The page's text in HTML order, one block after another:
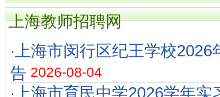
上海教师招聘网
· 上海市闵行区纪王学校
告 2026-08-04
·
上海市育民中学2026学年